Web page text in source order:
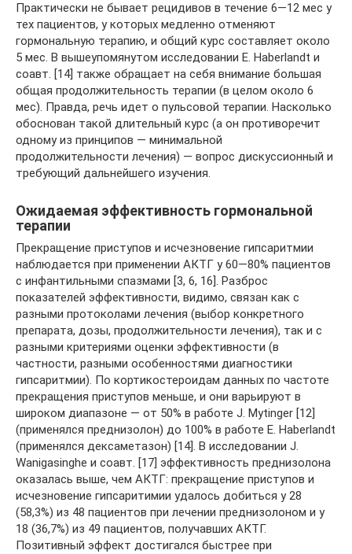
Практически не бывает рецидивов в течение 6—12 мес у
тех пациентов, у которых медленно отменяют
гормональную терапию, и общий курс составляет около
5 мес. В вышеупомянутом исследовании E. Haberlandt и
соавт. [14] также обращает на себя внимание большая
общая продолжительность терапии (в целом около 6
мес). Правда, речь идет о пульсовой терапии. Насколько
обоснован такой длительный курс (а он противоречит
одному из принципов — минимальной
продолжительности лечения) — вопрос дискуссионный и
требующий дальнейшего изучения.
Ожидаемая эффективность гормональной
терапии
Прекращение приступов и исчезновение гипсаритмии
наблюдается при применении АКТГ у 60—80% пациентов
с инфантильными спазмами [3, 6, 16]. Разброс
показателей эффективности, видимо, связан как с
разными протоколами лечения (выбор конкретного
препарата, дозы, продолжительности лечения), так и с
разными критериями оценки эффективности (в
частности, разными особенностями диагностики
гипсаритмии). По кортикостероидам данных по частоте
прекращения приступов меньше, и они варьируют в
широком диапазоне — от 50% в работе J. Mytinger [12]
(применялся преднизолон) до 100% в работе E. Haberlandt
(применялся дексаметазон) [14]. В исследовании J.
Wanigasinghe и соавт. [17] эффективность преднизолона
оказалась выше, чем АКТГ: прекращение приступов и
исчезновение гипсаритимии удалось добиться у 28
(58,3%) из 48 пациентов при лечении преднизолоном и у
18 (36,7%) из 49 пациентов, получавших АКТГ.
Позитивный эффект достигался быстрее при